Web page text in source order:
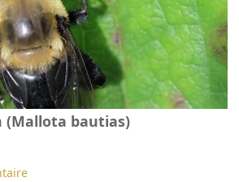
(Mallota bautias)